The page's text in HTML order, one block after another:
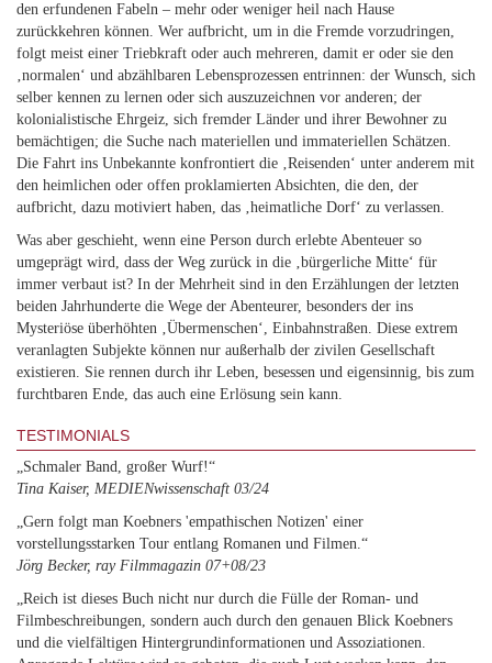
den erfundenen Fabeln – mehr oder weniger heil nach Hause
zurückkehren können. Wer aufbricht, um in die Fremde vorzudringen,
folgt meist einer Triebkraft oder auch mehreren, damit er oder sie den
‚normalen‘ und abzählbaren Lebensprozessen entrinnen: der Wunsch, sich
selber kennen zu lernen oder sich auszuzeichnen vor anderen; der
kolonialistische Ehrgeiz, sich fremder Länder und ihrer Bewohner zu
bemächtigen; die Suche nach materiellen und immateriellen Schätzen.
Die Fahrt ins Unbekannte konfrontiert die ‚Reisenden‘ unter anderem mit
den heimlichen oder offen proklamierten Absichten, die den, der
aufbricht, dazu motiviert haben, das ‚heimatliche Dorf‘ zu verlassen.
Was aber geschieht, wenn eine Person durch erlebte Abenteuer so
umgeprägt wird, dass der Weg zurück in die ‚bürgerliche Mitte‘ für
immer verbaut ist? In der Mehrheit sind in den Erzählungen der letzten
beiden Jahrhunderte die Wege der Abenteurer, besonders der ins
Mysteriöse überhöhten ‚Übermenschen‘, Einbahnstraßen. Diese extrem
veranlagten Subjekte können nur außerhalb der zivilen Gesellschaft
existieren. Sie rennen durch ihr Leben, besessen und eigensinnig, bis zum
furchtbaren Ende, das auch eine Erlösung sein kann.
TESTIMONIALS
„Schmaler Band, großer Wurf!“
Tina Kaiser, MEDIENwissenschaft 03/24
„Gern folgt man Koebners 'empathischen Notizen' einer
vorstellungsstarken Tour entlang Romanen und Filmen.“
Jörg Becker, ray Filmmagazin 07+08/23
„Reich ist dieses Buch nicht nur durch die Fülle der Roman- und
Filmbeschreibungen, sondern auch durch den genauen Blick Koebners
und die vielfältigen Hintergrundinformationen und Assoziationen.